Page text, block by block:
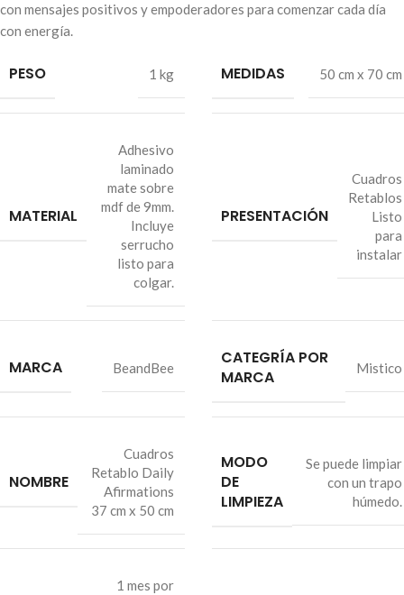
con mensajes positivos y empoderadores para comenzar cada día
con energía.
PESO 1 kg MEDIDAS 50 cm x 70 cm
MATERIAL
Adhesivo
laminado
mate sobre
mdf de 9mm.
Incluye
serrucho
listo para
colgar.
PRESENTACIÓN
Cuadros
Retablos
Listo
para
instalar
MARCA BeandBee
CATEGRÍA POR
MARCA
Mistico
NOMBRE
Cuadros
Retablo Daily
Afirmations
37 cm x 50 cm
MODO
DE
LIMPIEZA
Se puede limpiar
con un trapo
húmedo.
1 mes por